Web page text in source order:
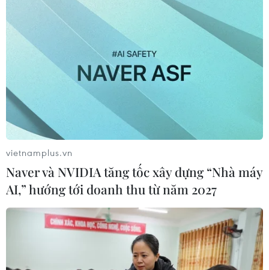
vietnamplus.vn
Naver và NVIDIA tăng tốc xây dựng “Nhà máy
AI,” hướng tới doanh thu từ năm 2027